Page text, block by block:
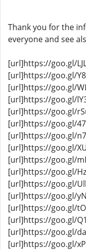
Thank you for the
everyone and see
[url]https://goo.gl/
[url]https://goo.gl/
[url]https://goo.gl/
[url]https://goo.gl/
[url]https://goo.gl/
[url]https://goo.gl/
[url]https://goo.gl/
[url]https://goo.gl/
[url]https://goo.gl/
[url]https://goo.gl/
[url]https://goo.gl/
[url]https://goo.gl/
[url]https://goo.gl/
[url]https://goo.gl/
[url]https://goo.gl/
[url]https://goo.gl/